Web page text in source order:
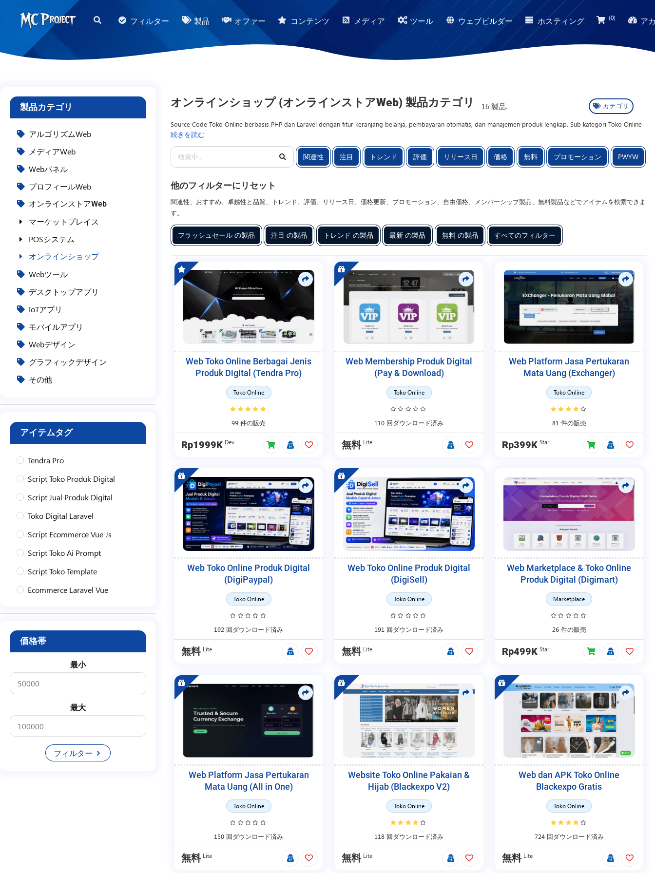
フィルター 製品 オファー コンテンツ メディア ツール ウェブビルダー ホスティング (0) ア
製品カテゴリ
アルゴリズムWeb
メディアWeb
Webパネル
プロフィールWeb
オンラインストアWeb
マーケットプレイス
POSシステム
オンラインショップ
Webツール
デスクトップアプリ
IoTアプリ
モバイルアプリ
Webデザイン
グラフィックデザイン
その他
アイテムタグ
Tendra Pro
Script Toko Produk Digital
Script Jual Produk Digital
Toko Digital Laravel
Script Ecommerce Vue Js
Script Toko Ai Prompt
Script Toko Template
Ecommerce Laravel Vue
Toko
Produk Digital
Platform
Bisnis
Download
Panel
価格帯
最小
最大
フィルター
オンラインショップ (オンラインストアWeb) 製品カテゴリ 16 製品. カテゴリ
Source Code Toko Online berbasis PHP dan Laravel dengan fitur keranjang belanja, pembayaran otomatis, dan manajemen produk lengkap. Sub kategori Toko Online
menyediakan Script Web dan Template Desain untuk membangun website eCommerce single vendor dengan tampilan profesional dan struktur SEO friendly. Sistem
mendukung pengelolaan kategori, stok barang, diskon, notifikasi pesanan, serta integrasi pembayaran digital agar proses transaksi lebih efisien. Desain Web responsif
memastikan tampilan optimal di perangkat desktop maupun mobile sehingga meningkatkan potensi konversi. Produk ini cocok untuk UMKM, brand lokal, hingga
developer yang ingin membuat website penjualan dengan kontrol penuh terhadap data dan pelanggan. MC Project menghadirkan Script Aplikasi siap pakai dengan
dokumentasi teknis dan struktur kode rapi sehingga mudah dikembangkan sesuai kebutuhan bisnis.
続きを読む
関連性 注目 トレンド 評価 リリース日 価格 無料 プロモーション PWYW
他のフィルターにリセット
関連性、おすすめ、卓越性と品質、トレンド、評価、リリース日、価格更新、プロモーション、自由価格、メンバーシップ製品、無料製品などでアイテムを検索できま
す。
フラッシュセール の製品 注目 の製品 トレンド の製品 最新 の製品 無料 の製品 すべてのフィルター
Web Toko Online Berbagai Jenis
Produk Digital (Tendra Pro)
Toko Online
99 件の販売
Rp1999K Dev
Web Membership Produk Digital
(Pay & Download)
Toko Online
110 回ダウンロード済み
無料 Lite
Web Platform Jasa Pertukaran
Mata Uang (Exchanger)
Toko Online
81 件の販売
Rp399K Star
Web Toko Online Produk Digital
(DigiPaypal)
Toko Online
192 回ダウンロード済み
無料 Lite
Web Toko Online Produk Digital
(DigiSell)
Toko Online
191 回ダウンロード済み
無料 Lite
Web Marketplace & Toko Online
Produk Digital (Digimart)
Marketplace
26 件の販売
Rp499K Star
Web Platform Jasa Pertukaran
Mata Uang (All in One)
Toko Online
150 回ダウンロード済み
無料 Lite
Website Toko Online Pakaian &
Hijab (Blackexpo V2)
Toko Online
118 回ダウンロード済み
無料 Lite
Web dan APK Toko Online
Blackexpo Gratis
Toko Online
724 回ダウンロード済み
無料 Lite
Project
Store